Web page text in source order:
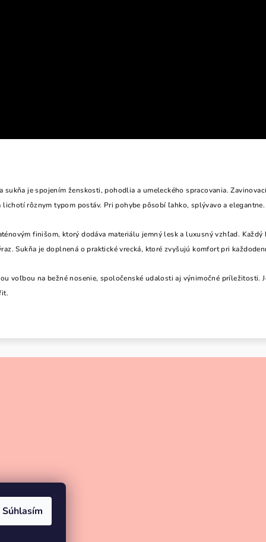
Súhlasím
sukňa je spojením ženskosti, pohodlia a umeleckého spracovania.
lichotí rôznym typom postáv. Pri pohybe pôsobí ľahko, splývavo a elegantne.
finišom, ktorý dodáva materiálu jemný lesk a luxusný vzhľad.
Sukňa je doplnená o praktické vrecká, ktoré zvyšujú komfort pri
voľbou na bežné nosenie, spoločenské udalosti aj výnimočné